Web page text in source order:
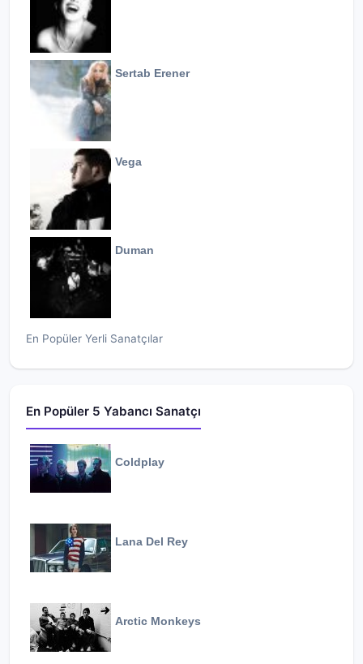
Sertab Erener
Vega
Duman
En Popüler Yerli Sanatçılar
En Popüler 5 Yabancı Sanatçı
Coldplay
Lana Del Rey
Arctic Monkeys